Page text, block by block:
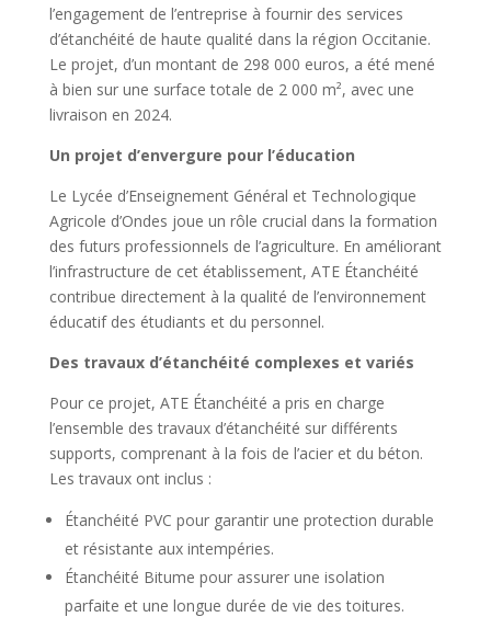
l’engagement de l’entreprise à fournir des services
d’étanchéité de haute qualité dans la région Occitanie.
Le projet, d’un montant de 298 000 euros, a été mené
à bien sur une surface totale de 2 000 m², avec une
livraison en 2024.
Un projet d’envergure pour l’éducation
Le Lycée d’Enseignement Général et Technologique
Agricole d’Ondes joue un rôle crucial dans la formation
des futurs professionnels de l’agriculture. En améliorant
l’infrastructure de cet établissement, ATE Étanchéité
contribue directement à la qualité de l’environnement
éducatif des étudiants et du personnel.
Des travaux d’étanchéité complexes et variés
Pour ce projet, ATE Étanchéité a pris en charge
l’ensemble des travaux d’étanchéité sur différents
supports, comprenant à la fois de l’acier et du béton.
Les travaux ont inclus :
Étanchéité PVC pour garantir une protection durable
et résistante aux intempéries.
Étanchéité Bitume pour assurer une isolation
parfaite et une longue durée de vie des toitures.